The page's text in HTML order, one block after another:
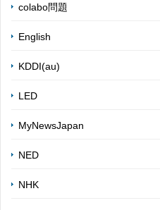
colabo問題
English
KDDI(au)
LED
MyNewsJapan
NED
NHK